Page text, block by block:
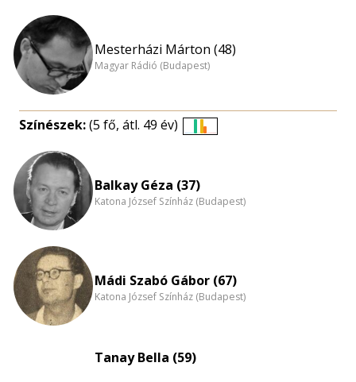
Mesterházi Márton (48)
Magyar Rádió (Budapest)
Színészek:(5 fő, átl. 49 év)
nagyítása
Balkay Géza (37)
Katona József Színház (Budapest)
Mádi Szabó Gábor (67)
Katona József Színház (Budapest)
Tanay Bella (59)